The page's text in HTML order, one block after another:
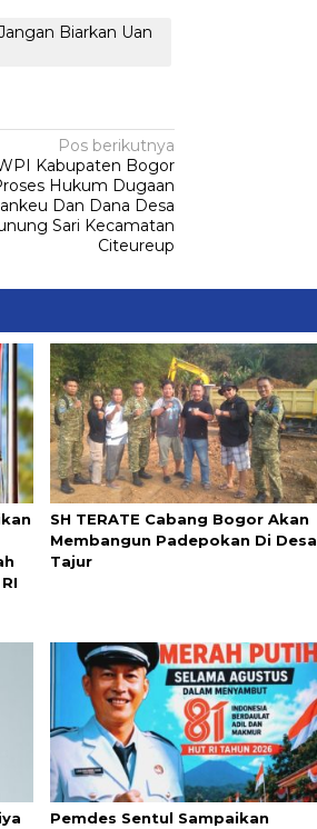
Biarkan Uan
Pos berikutnya
Kabupaten Bogor
Hukum Dugaan
Dan Dana Desa
Sari Kecamatan
Citeureup
SH TERATE Cabang Bogor Akan
Membangun Padepokan Di Desa
Tajur
Pemdes Sentul Sampaikan